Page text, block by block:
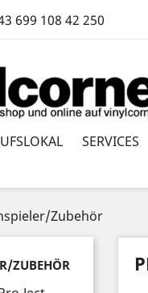
699 108 42 250
SERVICES
Zubehör
ZUBEHÖR